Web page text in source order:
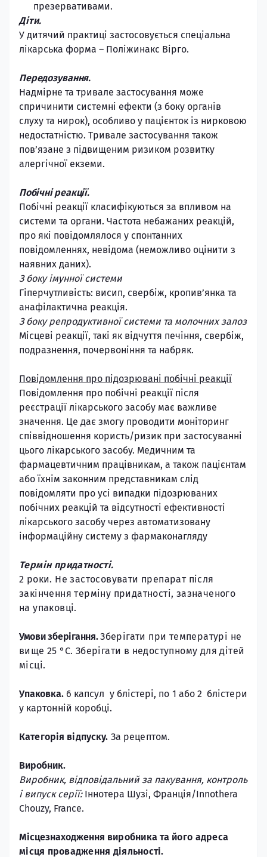
презервативами.
Діти.
У дитячий практиці застосовується спеціальна
лікарська форма – Поліжинакс Вірго.
Передозування.
Надмірне та тривале застосування може
спричинити системні ефекти (з боку органів
слуху та нирок), особливо у пацієнток із нирковою
недостатністю. Тривале застосування також
пов’язане з підвищеним ризиком розвитку
алергічної екземи.
Побічні реакції.
Побічні реакції класифікуються за впливом на
системи та органи. Частота небажаних реакцій,
про які повідомлялося у спонтанних
повідомленнях, невідома (неможливо оцінити з
наявних даних).
З боку імунної системи
Гіперчутливість: висип, свербіж, кропив’янка та
анафілактична реакція.
З боку репродуктивної системи та молочних залоз
Місцеві реакції, такі як відчуття печіння, свербіж,
подразнення, почервоніння та набряк.
Повідомлення про підозрювані побічні реакції
Повідомлення про побічні реакції після
реєстрації лікарського засобу має важливе
значення. Це дає змогу проводити моніторинг
співвідношення користь/ризик при застосуванні
цього лікарського засобу. Медичним та
фармацевтичним працівникам, а також пацієнтам
або їхнім законним представникам слід
повідомляти про усі випадки підозрюваних
побічних реакцій та відсутності ефективності
лікарського засобу через автоматизовану
інформаційну систему з фармаконагляду
Термін придатності.
2 роки. Не застосовувати препарат після
закінчення терміну придатності, зазначеного
на упаковці.
Умови зберігання.Зберігати при температурі не
вище 25 °C. Зберігати в недоступному для дітей
місці.
Упаковка.6 капсул у блістері, по 1 або 2 блістери
у картонній коробці.
Категорія відпуску. За рецептом.
Виробник.
Виробник, відповідальний за пакування, контроль
і випуск серії: Іннотера Шузі, Франція/Innothera
Chouzy, France.
Місцезнаходження виробника та його адреса
місця провадження діяльності.